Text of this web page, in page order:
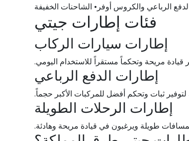
الرباعي والكروس أوفر• الشاحنات الخفيفة
فئات إطارات جيتي
إطارات سيارات الركاب
قيادة مريحة وتحكماً مستقراً للاستخدام اليومي.
إطارات الدفع الرباعي
ثبات وتحكم أفضل للمركبات الأكبر حجماً.
إطارات الرحلات الطويلة
طويلة ويرغبون في قيادة مريحة وهادئة.